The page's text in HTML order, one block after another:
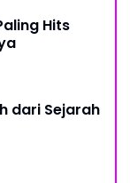
Hits
dari Sejarah